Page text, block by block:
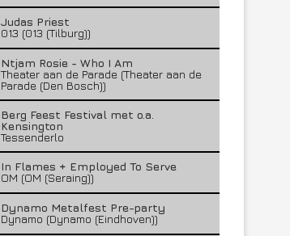
Judas Priest
013 (013 (Tilburg))
Ntjam Rosie - Who I Am
Theater aan de Parade (Theater aan de
Parade (Den Bosch))
Berg Feest Festival met o.a.
Kensington
Tessenderlo
In Flames + Employed To Serve
OM (OM (Seraing))
Dynamo Metalfest Pre-party
Dynamo (Dynamo (Eindhoven))